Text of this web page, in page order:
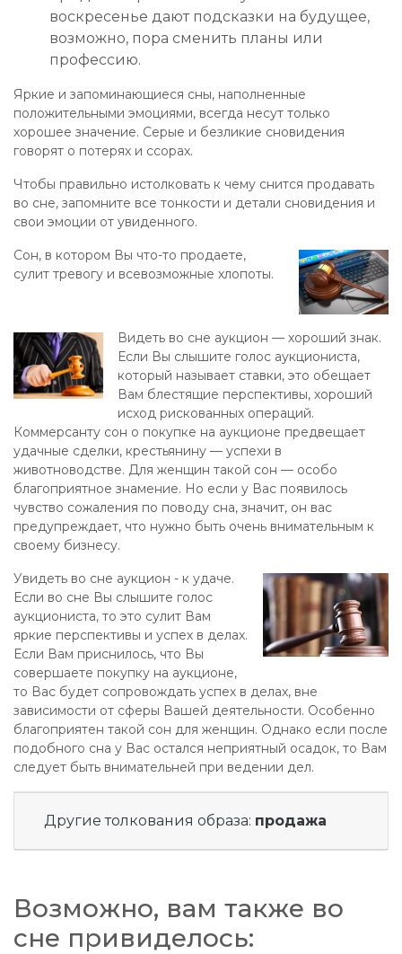
воскресенье дают подсказки на будущее,
возможно, пора сменить планы или
профессию.
Яркие и запоминающиеся сны, наполненные
положительными эмоциями, всегда несут только
хорошее значение. Серые и безликие сновидения
говорят о потерях и ссорах.
Чтобы правильно истолковать к чему снится продавать
во сне, запомните все тонкости и детали сновидения и
свои эмоции от увиденного.
Сон, в котором Вы что-то продаете,
сулит тревогу и всевозможные хлопоты.
Видеть во сне аукцион — хороший знак.
Если Вы слышите голос аукциониста,
который называет ставки, это обещает
Вам блестящие перспективы, хороший
исход рискованных операций.
Коммерсанту сон о покупке на аукционе предвещает
удачные сделки, крестьянину — успехи в
животноводстве. Для женщин такой сон — особо
благоприятное знамение. Но если у Вас появилось
чувство сожаления по поводу сна, значит, он вас
предупреждает, что нужно быть очень внимательным к
своему бизнесу.
Увидеть во сне аукцион - к удаче.
Если во сне Вы слышите голос
аукциониста, то это сулит Вам
яркие перспективы и успех в делах.
Если Вам приснилось, что Вы
совершаете покупку на аукционе,
то Вас будет сопровождать успех в делах, вне
зависимости от сферы Вашей деятельности. Особенно
благоприятен такой сон для женщин. Однако если после
подобного сна у Вас остался неприятный осадок, то Вам
следует быть внимательней при ведении дел.
Другие толкования образа: продажа
Возможно, вам также во
сне привиделось: